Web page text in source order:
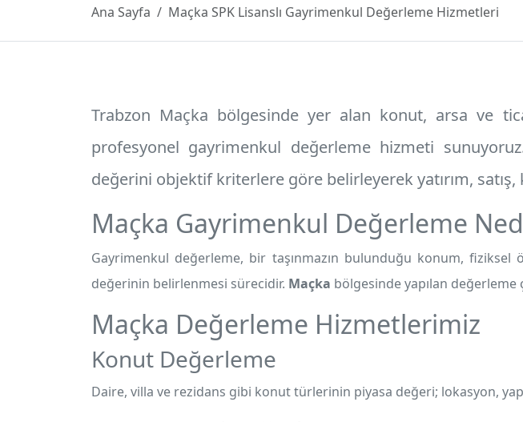
Ana Sayfa Maçka SPK Lisanslı Gayrimenkul Değerleme Hizmetleri
Trabzon Maçka bölgesinde yer alan konut, arsa ve
profesyonel gayrimenkul değerleme hizmeti
değerini objektif kriterlere göre belirleyerek yatırım,
Maçka Gayrimenkul Değerleme
Gayrimenkul değerleme, bir taşınmazın bulunduğu konum,
değerinin belirlenmesi sürecidir. Maçka bölgesinde yapılan değerleme
Maçka Değerleme Hizmetlerimiz
Konut Değerleme
Daire, villa ve rezidans gibi konut türlerinin piyasa değeri; lokasyon,